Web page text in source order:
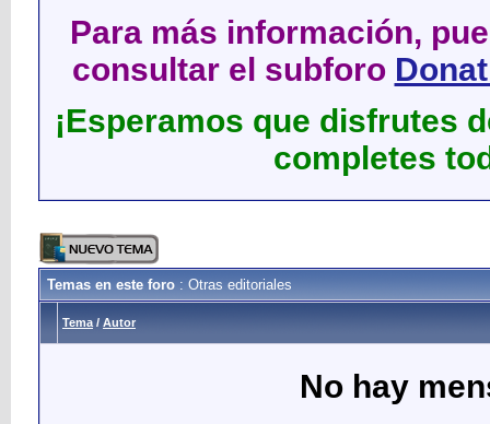
Para más información,
consultar el subforo
¡Esperamos que disfrutes
completes
Temas en este foro : Otras editoriales
Tema / Autor
No hay